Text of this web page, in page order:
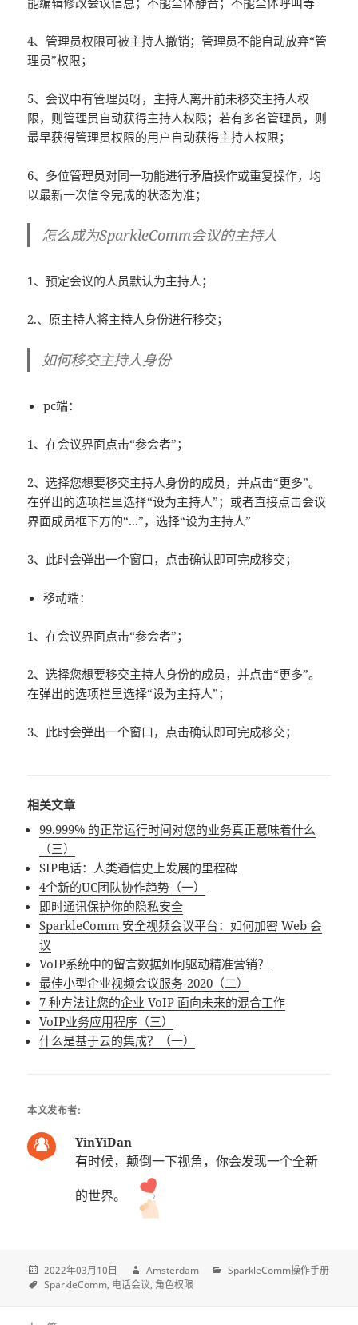
4、管理员权限可被主持人撤销；管理员不能自动放弃“管
理员”权限；
5、会议中有管理员呀，主持人离开前未移交主持人权
限，则管理员自动获得主持人权限；若有多名管理员，则
最早获得管理员权限的用户自动获得主持人权限；
6、多位管理员对同一功能进行矛盾操作或重复操作，均
以最新一次信令完成的状态为准；
怎么成为SparkleComm会议的主持人
1、预定会议的人员默认为主持人；
2.、原主持人将主持人身份进行移交；
如何移交主持人身份
pc端：
1、在会议界面点击“参会者”；
2、选择您想要移交主持人身份的成员，并点击“更多”。
在弹出的选项栏里选择“设为主持人”；或者直接点击会议
界面成员框下方的“...”，选择“设为主持人”
3、此时会弹出一个窗口，点击确认即可完成移交；
移动端：
1、在会议界面点击“参会者”；
2、选择您想要移交主持人身份的成员，并点击“更多”。
在弹出的选项栏里选择“设为主持人”；
3、此时会弹出一个窗口，点击确认即可完成移交；
相关文章
99.999% 的正常运行时间对您的业务真正意味着什么
（三）
SIP电话：人类通信史上发展的里程碑
4个新的UC团队协作趋势（一）
即时通讯保护你的隐私安全
SparkleComm 安全视频会议平台：如何加密 Web 会
议
VoIP系统中的留言数据如何驱动精准营销？
最佳小型企业视频会议服务-2020（二）
7 种方法让您的企业 VoIP 面向未来的混合工作
VoIP业务应用程序（三）
什么是基于云的集成？（一）
本文发布者:
YinYiDan
有时候，颠倒一下视角，你会发现一个全新
的世界。
2022年03月10日 Amsterdam
SparkleComm操作手册
SparkleComm 电话会议 角色权限